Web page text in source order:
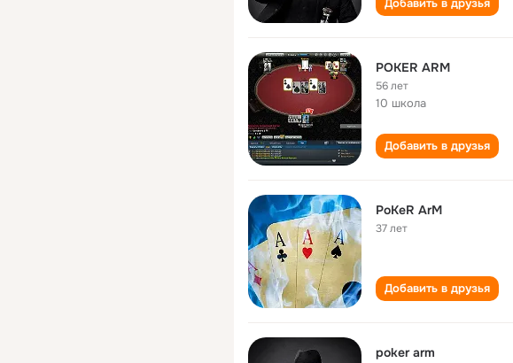
Добавить в друзья
POKER ARM
56 лет
10 школа
Добавить в друзья
PoKeR ArM
37 лет
Добавить в друзья
poker arm